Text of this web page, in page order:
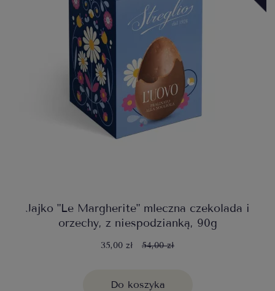
Jajko "Le Margherite" mleczna czekolada i
orzechy, z niespodzianką, 90g
35,00 zł 54,00 zł
Do koszyka